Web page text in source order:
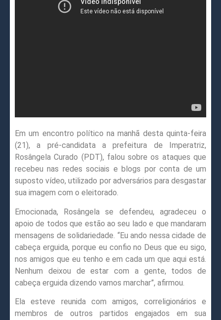
Em um encontro político na manhã desta quinta-feira
(21), a pré-candidata a prefeitura de Imperatriz,
Rosângela Curado (PDT), falou sobre os ataques que
recebeu nas redes sociais e blogs por conta de um
suposto vídeo, utilizado por adversários para desgastar
sua imagem com o eleitorado.
Emocionada, Rosângela se defendeu, agradeceu o
apoio de todos que estão ao seu lado e que mandaram
mensagens de solidariedade. “Eu ando nessa cidade de
cabeça erguida, porque eu confio no Deus que eu sigo,
nos amigos que eu tenho e em cada um que aqui está.
Nenhum deixou de estar com a gente, todos de
cabeça erguida dizendo vamos marchar”, afirmou.
Ela esteve reunida com amigos, correligionários e
membros de outros partidos engajados em sua